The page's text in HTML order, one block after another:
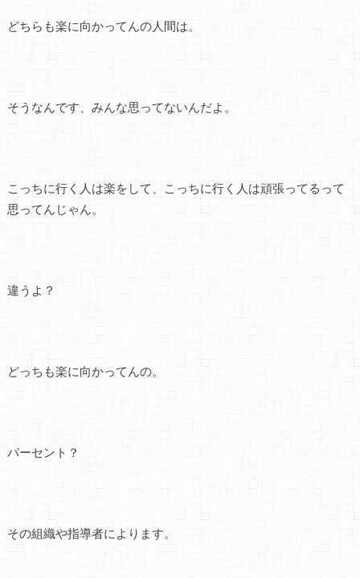
どちらも楽に向かってんの人間は。
そうなんです、みんな思ってないんだよ。
こっちに行く人は楽をして、こっちに行く人は頑張ってるって
思ってんじゃん。
違うよ？
どっちも楽に向かってんの。
パーセント？
その組織や指導者によります。